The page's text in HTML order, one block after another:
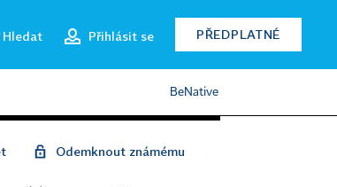
Hledat Přihlásit se PŘEDPLATNÉ
BeNative
Odemknout známému